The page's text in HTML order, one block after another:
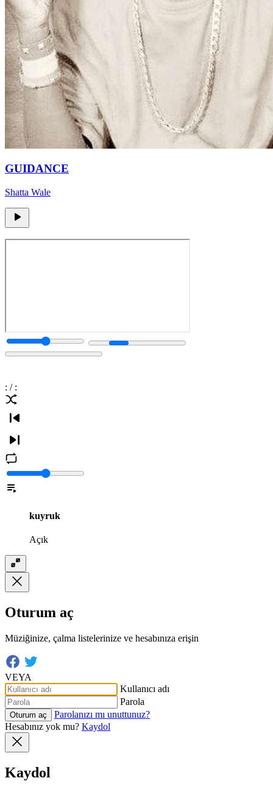
GUIDANCE
Shatta Wale
: / :
kuyruk
Açık
Oturum aç
Müziğinize, çalma listelerinize ve hesabınıza erişin
VEYA
Kullanıcı adı
Parola
Oturum aç
Parolanızı mı unuttunuz?
Hesabınız yok mu? Kaydol
Kaydol